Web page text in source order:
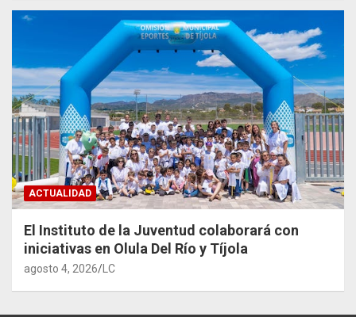
ACTUALIDAD
El Instituto de la Juventud colaborará con
iniciativas en Olula Del Río y Tíjola
agosto 4, 2026 LC